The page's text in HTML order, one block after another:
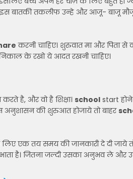
बातकी तकलीफ उन्हे और आजू- बाजू
करनी चाहिए। शुरुवात मा और पिता से
के रखो ये आदत रखनी चाहिए।
है, और वो है शिक्षा। school start
अनुशासन की शुरुआत होजाये तो बाहर
एक तय समय की जानकारी दे दी जाये
है। जितना जल्दी उसका अनुभव ले और